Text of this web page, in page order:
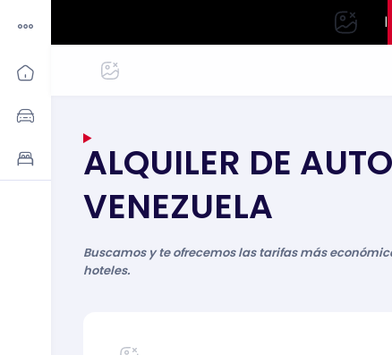
|
ALQUILER DE
VENEZUELA
Buscamos y te ofrecemos las tarifas más
hoteles.